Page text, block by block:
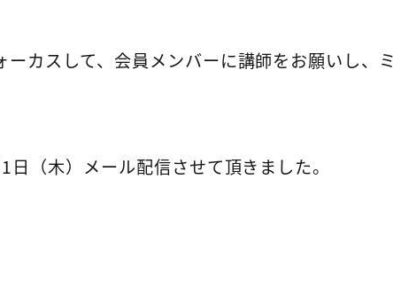
カスして、会員メンバーに講師をお願いし、ミ
（木）メール配信させて頂きました。